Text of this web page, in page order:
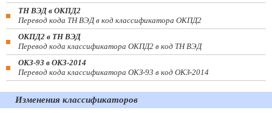
ТН ВЭД в ОКПД2
Перевод кода ТН ВЭД в код классификатора ОКПД2
ОКПД2 в ТН ВЭД
Перевод кода классификатора ОКПД2 в код ТН ВЭД
ОКЗ-93 в ОКЗ-2014
Перевод кода классификатора ОКЗ-93 в код ОКЗ-2014
Изменения классификаторов